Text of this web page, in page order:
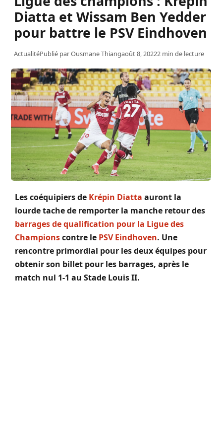
Diatta et Wissam Ben Yedder
pour battre le PSV Eindhoven
ActualitéPublié parOusmane Thiangaoût 8, 20222 min de lecture
Les coéquipiers de Krépin Diatta auront la
lourde tache de remporter la manche retour des
barrages de qualification pour la Ligue des
Championscontre le PSV Eindhoven. Une
rencontre primordial pour les deux équipes pour
obtenir son billet pour les barrages, après le
match nul 1-1 au Stade Louis II.